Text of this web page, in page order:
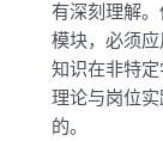
有深刻理解
模块，必须
知识在非特
理论与岗位
的。